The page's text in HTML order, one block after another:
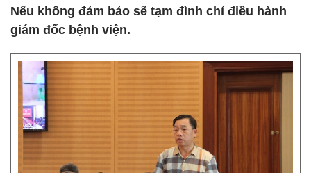
Nếu không đảm bảo sẽ tạm đình chỉ điều hành
giám đốc bệnh viện.